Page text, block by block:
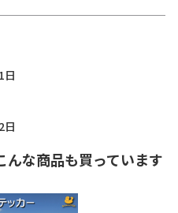
日
日
んな商品も買っています